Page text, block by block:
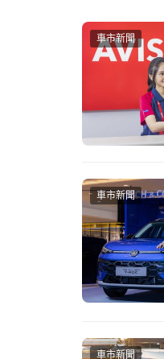
Cyber Sumo
銳利的 LED
略感的視覺重
固本質，後斗
視的硬派現
顛覆想像的豪
車市新聞
車市新聞
車市新聞